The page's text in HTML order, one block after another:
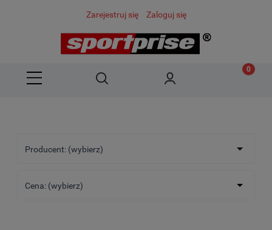
Zarejestruj się Zaloguj się
Producent: (wybierz)
Cena: (wybierz)